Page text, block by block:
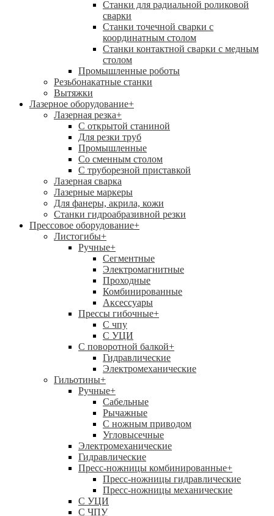
Станки для радиальной роликовой
сварки
Станки точечной сварки с
координатным столом
Станки контактной сварки с медным
столом
Промышленные роботы
Резьбонакатные станки
Вытяжки
Лазерное оборудование+
Лазерная резка+
С открытой станиной
Для резки труб
Промышленные
Со сменным столом
С труборезной приставкой
Лазерная сварка
Лазерные маркеры
Для фанеры, акрила, кожи
Станки гидроабразивной резки
Прессовое оборудование+
Листогибы+
Ручные+
Сегментные
Электромагнитные
Проходные
Комбинированные
Аксессуары
Прессы гибочные+
C чпу
С УЦИ
С поворотной балкой+
Гидравлические
Электромеханические
Гильотины+
Ручные+
Сабельные
Рычажные
С ножным приводом
Угловысечные
Электромеханические
Гидравлические
Пресс-ножницы комбинированные+
Пресс-ножницы гидравлические
Пресс-ножницы механические
С УЦИ
С ЧПУ